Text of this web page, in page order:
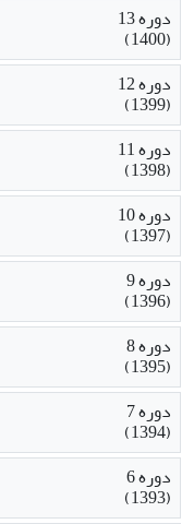
دوره 13
(1400)
دوره 12
(1399)
دوره 11
(1398)
دوره 10
(1397)
دوره 9
(1396)
دوره 8
(1395)
دوره 7
(1394)
دوره 6
(1393)